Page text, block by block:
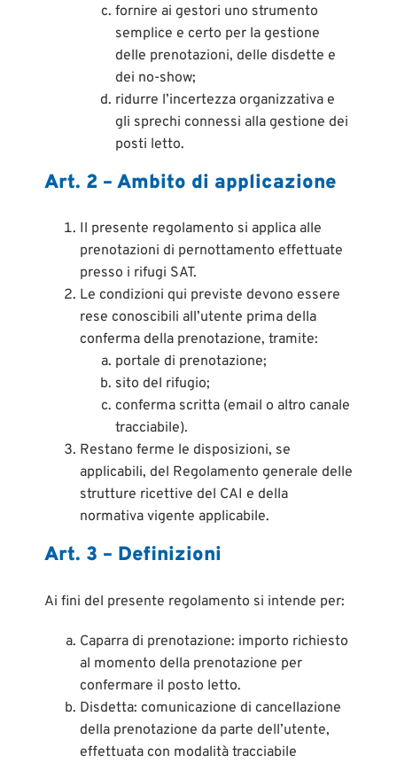
fornire ai gestori uno strumento
semplice e certo per la gestione
delle prenotazioni, delle disdette e
dei no-show;
ridurre l’incertezza organizzativa e
gli sprechi connessi alla gestione dei
posti letto.
Art. 2 – Ambito di applicazione
Il presente regolamento si applica alle
prenotazioni di pernottamento effettuate
presso i rifugi SAT.
Le condizioni qui previste devono essere
rese conoscibili all’utente prima della
conferma della prenotazione, tramite:
portale di prenotazione;
sito del rifugio;
conferma scritta (email o altro canale
tracciabile).
Restano ferme le disposizioni, se
applicabili, del Regolamento generale delle
strutture ricettive del CAI e della
normativa vigente applicabile.
Art. 3 – Definizioni
Ai fini del presente regolamento si intende per:
Caparra di prenotazione: importo richiesto
al momento della prenotazione per
confermare il posto letto.
Disdetta: comunicazione di cancellazione
della prenotazione da parte dell’utente,
effettuata con modalità tracciabile